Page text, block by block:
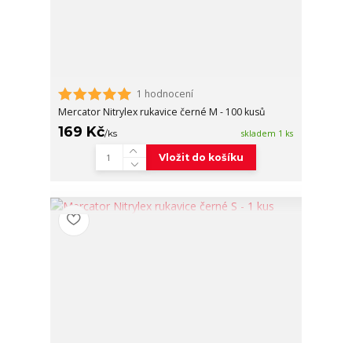
1 hodnocení
Mercator Nitrylex rukavice černé M - 100 kusů
169 Kč/ks skladem 1 ks
Vložit do košíku